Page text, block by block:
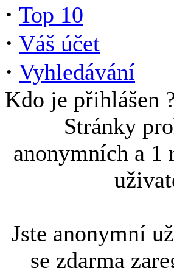
· Top 10
· Váš účet
· Vyhledávání
Kdo je přihlášen
Stránky
anonymních a 1
Jste anonymní
se zdarma